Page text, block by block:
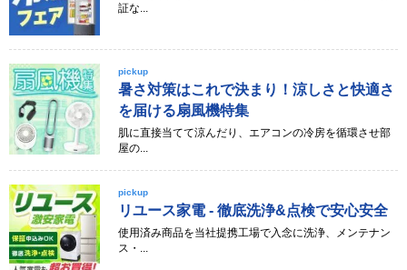
証な...
pickup
暑さ対策はこれで決まり！涼しさと快適さ
を届ける扇風機特集
肌に直接当てて涼んだり、エアコンの冷房を循環させ部
屋の...
pickup
リユース家電 - 徹底洗浄&点検で安心安全
使用済み商品を当社提携工場で入念に洗浄、メンテナン
ス・...